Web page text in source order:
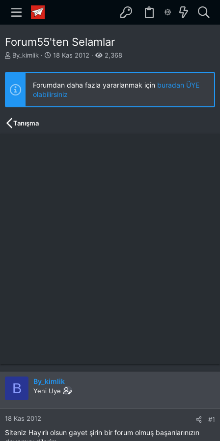
Forum55'ten Selamlar
K
n
u
u
b
a
By_kimlik
B
ş
a
n
g
18 Kas 2012 2,368
Forumdan daha fazla yararlanmak için buradan ÜYE
olabilirsiniz
Tanışma
B By_kimlik
Yeni Uye
18 Kas 2012 #1
Siteniz Hayırlı olsun gayet şirin bir forum olmuş başarılarınızın